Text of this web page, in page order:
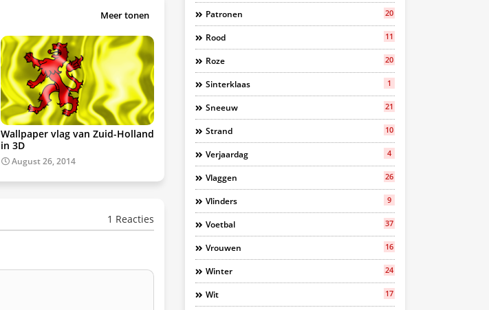
Meer tonen
Wallpaper vlag van Zuid-Holland
in 3D
August 26, 2014
1 Reacties
Patronen 20
Rood 11
Roze 20
Sinterklaas 1
Sneeuw 21
Strand 10
Verjaardag 4
Vlaggen 26
Vlinders 9
Voetbal 37
Vrouwen 16
Winter 24
Wit 17